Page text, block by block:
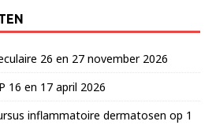
26 en 27 november 2026
16 en 17 april 2026
inflammatoire dermatosen op 1